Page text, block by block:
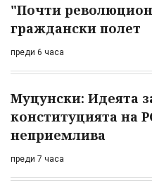
"Почти
граждански полет
преди 6 часа
Муцунски: Идеята
конституцията на
неприемлива
преди 7 часа